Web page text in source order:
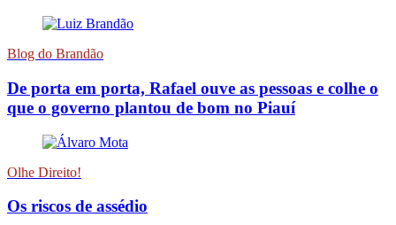
Blog do Brandão
De porta em porta, Rafael ouve as pessoas e colhe o
que o governo plantou de bom no Piauí
Olhe Direito!
Os riscos de assédio